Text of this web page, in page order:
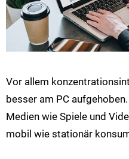
Vor allem
besser am PC
Medien wie Spiele und
mobil wie stationär